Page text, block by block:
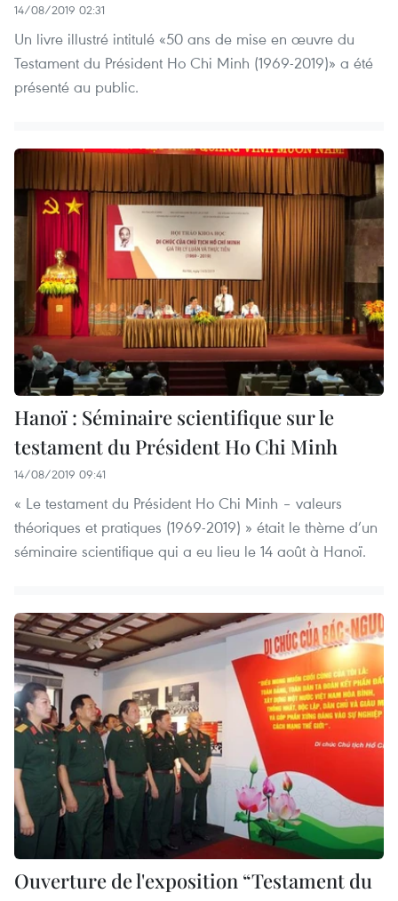
14/08/2019 02:31
Un livre illustré intitulé «50 ans de mise en œuvre du
Testament du Président Ho Chi Minh (1969-2019)» a été
présenté au public.
Hanoï : Séminaire scientifique sur le
testament du Président Ho Chi Minh
14/08/2019 09:41
« Le testament du Président Ho Chi Minh – valeurs
théoriques et pratiques (1969-2019) » était le thème d’un
séminaire scientifique qui a eu lieu le 14 août à Hanoï.
Ouverture de l'exposition “Testament du